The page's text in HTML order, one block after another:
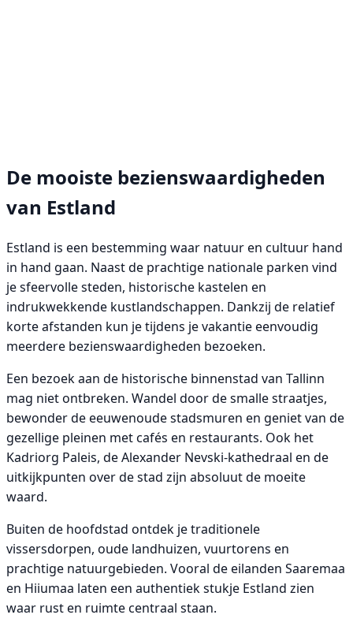
De mooiste bezienswaardigheden
van Estland
Estland is een bestemming waar natuur en cultuur hand
in hand gaan. Naast de prachtige nationale parken vind
je sfeervolle steden, historische kastelen en
indrukwekkende kustlandschappen. Dankzij de relatief
korte afstanden kun je tijdens je vakantie eenvoudig
meerdere bezienswaardigheden bezoeken.
Een bezoek aan de historische binnenstad van Tallinn
mag niet ontbreken. Wandel door de smalle straatjes,
bewonder de eeuwenoude stadsmuren en geniet van de
gezellige pleinen met cafés en restaurants. Ook het
Kadriorg Paleis, de Alexander Nevski-kathedraal en de
uitkijkpunten over de stad zijn absoluut de moeite
waard.
Buiten de hoofdstad ontdek je traditionele
vissersdorpen, oude landhuizen, vuurtorens en
prachtige natuurgebieden. Vooral de eilanden Saaremaa
en Hiiumaa laten een authentiek stukje Estland zien
waar rust en ruimte centraal staan.